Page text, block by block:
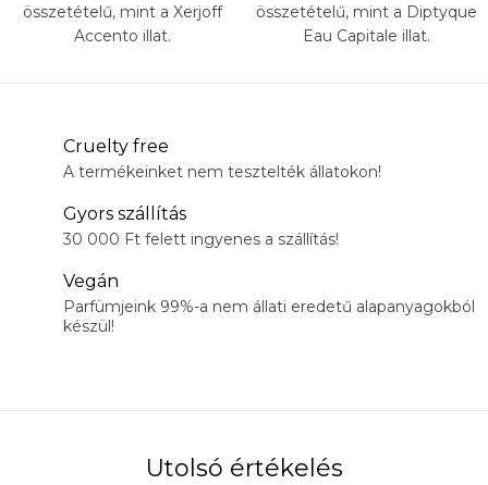
összetételű, mint a Xerjoff
Accento illat.
összetételű, mint a Diptyque
Eau Capitale illat.
Cruelty free
A termékeinket nem tesztelték állatokon!
Gyors szállítás
30 000 Ft felett ingyenes a szállítás!
Vegán
Parfümjeink 99%-a nem állati eredetű alapanyagokból
készül!
Utolsó értékelés